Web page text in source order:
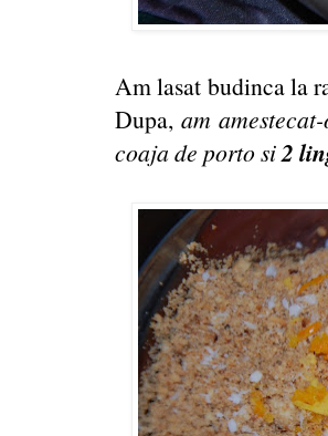
Am lasat budinca la
Dupa,am
coaja de porto si2